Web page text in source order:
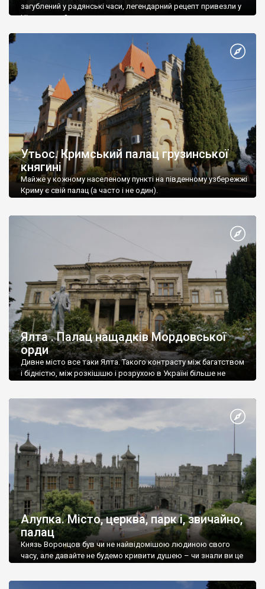
загублений у радянські часи, легендарний рецепт привезли у
Ніжин греки?
Утьос. Кримський палац грузинської
княгині
Майже у кожному населеному пункті на південному узбережжі
Криму є свій палац (а часто і не один).
Ялта . Палац нащадків Мордовської
орди
Дивне місто все таки Ялта. Такого контрасту між багатством
і бідністю, між розкішшю і розрухою в Україні більше не
Алупка. Місто, церква, парк і, звичайно,
палац
Князь Воронцов був чи не найвідомішою людиною свого
часу, але давайте не будемо кривити душею – чи знали ви це